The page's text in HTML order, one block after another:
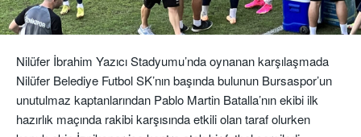
Nilüfer İbrahim Yazıcı Stadyumu’nda oynanan karşılaşmada
Nilüfer Belediye Futbol SK’nın başında bulunun Bursaspor’un
unutulmaz kaptanlarından Pablo Martin Batalla’nın ekibi ilk
hazırlık maçında rakibi karşısında etkili olan taraf olurken